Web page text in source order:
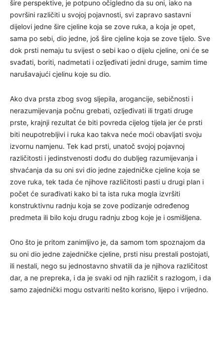
šire perspektive, je potpuno očigledno da su oni, iako na
površini različiti u svojoj pojavnosti, svi zapravo sastavni
dijelovi jedne šire cjeline koja se zove ruka, a koja je opet,
sama po sebi, dio jedne, još šire cjeline koja se zove tijelo. Sve
dok prsti nemaju tu svijest o sebi kao o dijelu cjeline, oni će se
svađati, boriti, nadmetati i ozljeđivati jedni druge, samim time
narušavajući cjelinu koje su dio.
Ako dva prsta zbog svog sljepila, arogancije, sebičnosti i
nerazumijevanja počnu grebati, ozljeđivati ili trgati druge
prste, krajnji rezultat će biti povreda cijelog tijela jer će prsti
biti neupotrebljivi i ruka kao takva neće moći obavljati svoju
izvornu namjenu. Tek kad prsti, unatoč svojoj pojavnoj
različitosti i jedinstvenosti dođu do dubljeg razumijevanja i
shvaćanja da su oni svi dio jedne zajedničke cjeline koja se
zove ruka, tek tada će njihove različitosti pasti u drugi plan i
počet će surađivati kako bi ta ista ruka mogla izvršiti
konstruktivnu radnju koja se zove podizanje određenog
predmeta ili bilo koju drugu radnju zbog koje je i osmišljena.
Ono što je pritom zanimljivo je, da samom tom spoznajom da
su oni dio jedne zajedničke cjeline, prsti nisu prestali postojati,
ili nestali, nego su jednostavno shvatili da je njihova različitost
dar, a ne prepreka, i da je svaki od njih različit s razlogom, i da
samo zajednički mogu ostvariti nešto korisno, lijepo i vrijedno.